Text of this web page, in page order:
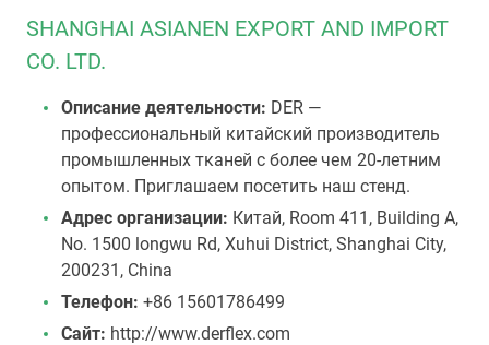
SHANGHAI ASIANEN EXPORT AND IMPORT
CO. LTD.
Описание деятельности: DER —
профессиональный китайский производитель
промышленных тканей с более чем 20-летним
опытом. Приглашаем посетить наш стенд.
Адрес организации: Китай, Room 411, Building A,
No. 1500 longwu Rd, Xuhui District, Shanghai City,
200231, China
Телефон: +86 15601786499
Сайт: http://www.derflex.com